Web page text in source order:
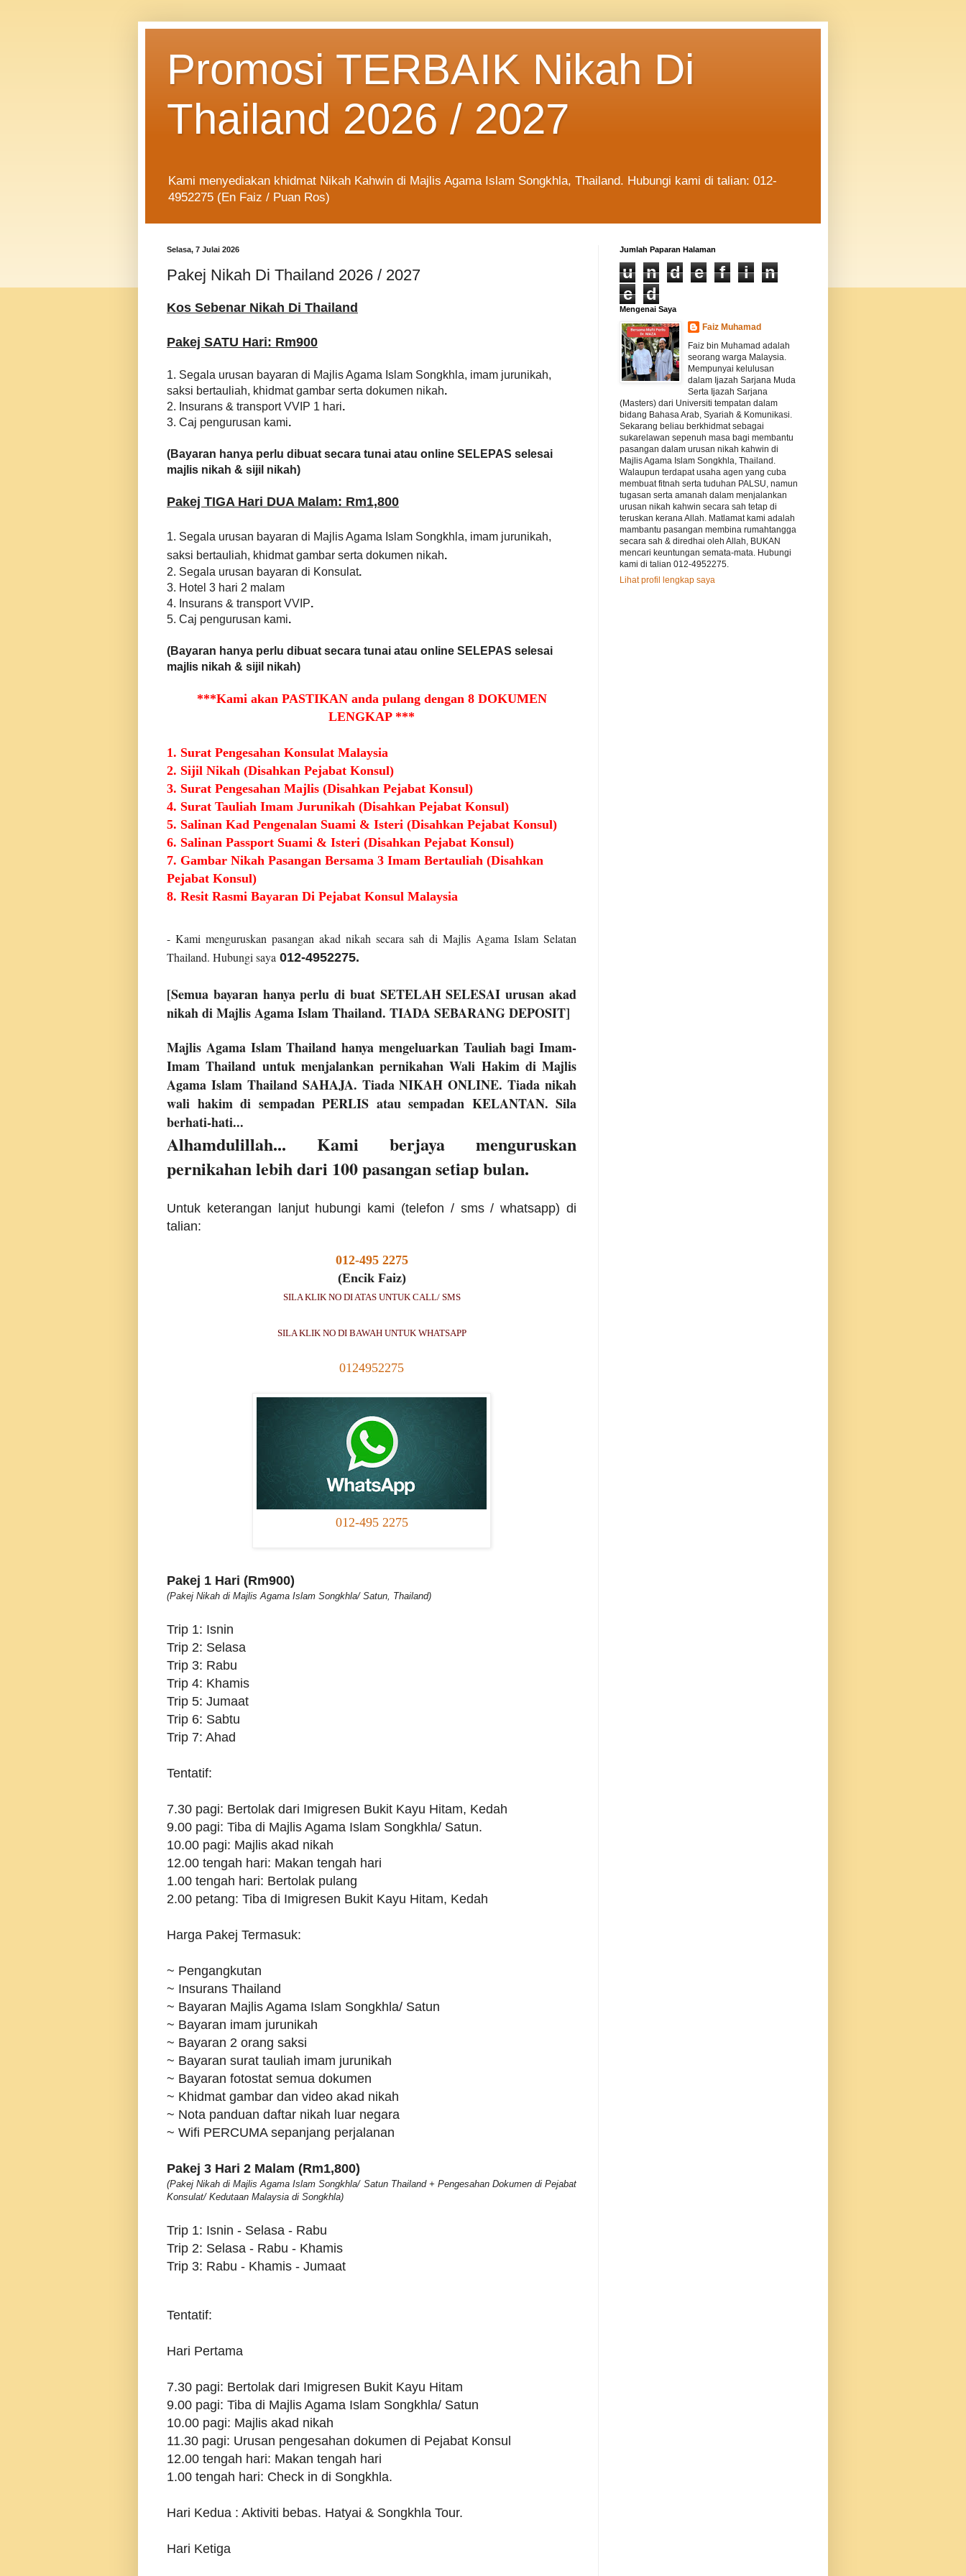
Promosi TERBAIK Nikah Di
Thailand 2026 / 2027
Kami menyediakan khidmat Nikah Kahwin di Majlis Agama Islam Songkhla, Thailand. Hubungi kami di talian: 012-
4952275 (En Faiz / Puan Ros)
Selasa, 7 Julai 2026
Pakej Nikah Di Thailand 2026 / 2027
Kos Sebenar Nikah Di Thailand
Pakej SATU Hari: Rm900
1. Segala urusan bayaran di Majlis Agama Islam Songkhla, imam jurunikah,
saksi bertauliah, khidmat gambar serta dokumen nikah.
2. Insurans & transport VVIP 1 hari.
3. Caj pengurusan kami.
(Bayaran hanya perlu dibuat secara tunai atau online SELEPAS selesai
majlis nikah & sijil nikah)
Pakej TIGA Hari DUA Malam: Rm1,800
1. Segala urusan bayaran di Majlis Agama Islam Songkhla, imam jurunikah,
saksi bertauliah, khidmat gambar serta dokumen nikah.
2. Segala urusan bayaran di Konsulat.
3. Hotel 3 hari 2 malam
4. Insurans & transport VVIP.
5. Caj pengurusan kami.
(Bayaran hanya perlu dibuat secara tunai atau online SELEPAS selesai
majlis nikah & sijil nikah)
***Kami akan PASTIKAN anda pulang dengan 8 DOKUMEN
LENGKAP ***
1. Surat Pengesahan Konsulat Malaysia
2. Sijil Nikah (Disahkan Pejabat Konsul)
3. Surat Pengesahan Majlis (Disahkan Pejabat Konsul)
4. Surat Tauliah Imam Jurunikah (Disahkan Pejabat Konsul)
5. Salinan Kad Pengenalan Suami & Isteri (Disahkan Pejabat Konsul)
6. Salinan Passport Suami & Isteri (Disahkan Pejabat Konsul)
7. Gambar Nikah Pasangan Bersama 3 Imam Bertauliah (Disahkan
Pejabat Konsul)
8. Resit Rasmi Bayaran Di Pejabat Konsul Malaysia
- Kami menguruskan pasangan akad nikah secara sah di Majlis Agama Islam Selatan
Thailand. Hubungi saya 012-4952275.
[Semua bayaran hanya perlu di buat SETELAH SELESAI urusan akad
nikah di Majlis Agama Islam Thailand. TIADA SEBARANG DEPOSIT]
Majlis Agama Islam Thailand hanya mengeluarkan Tauliah bagi Imam-
Imam Thailand untuk menjalankan pernikahan Wali Hakim di Majlis
Agama Islam Thailand SAHAJA. Tiada NIKAH ONLINE. Tiada nikah
wali hakim di sempadan PERLIS atau sempadan KELANTAN. Sila
berhati-hati...
Alhamdulillah... Kami berjaya menguruskan
pernikahan lebih dari 100 pasangan setiap bulan.
Untuk keterangan lanjut hubungi kami (telefon / sms / whatsapp) di
talian:
012-495 2275
(Encik Faiz)
SILA KLIK NO DI ATAS UNTUK CALL/ SMS
SILA KLIK NO DI BAWAH UNTUK WHATSAPP
0124952275
012-495 2275
Pakej 1 Hari (Rm900)
(Pakej Nikah di Majlis Agama Islam Songkhla/ Satun, Thailand)
Trip 1: Isnin
Trip 2: Selasa
Trip 3: Rabu
Trip 4: Khamis
Trip 5: Jumaat
Trip 6: Sabtu
Trip 7: Ahad
Tentatif:
7.30 pagi: Bertolak dari Imigresen Bukit Kayu Hitam, Kedah
9.00 pagi: Tiba di Majlis Agama Islam Songkhla/ Satun.
10.00 pagi: Majlis akad nikah
12.00 tengah hari: Makan tengah hari
1.00 tengah hari: Bertolak pulang
2.00 petang: Tiba di Imigresen Bukit Kayu Hitam, Kedah
Harga Pakej Termasuk:
~ Pengangkutan
~ Insurans Thailand
~ Bayaran Majlis Agama Islam Songkhla/ Satun
~ Bayaran imam jurunikah
~ Bayaran 2 orang saksi
~ Bayaran surat tauliah imam jurunikah
~ Bayaran fotostat semua dokumen
~ Khidmat gambar dan video akad nikah
~ Nota panduan daftar nikah luar negara
~ Wifi PERCUMA sepanjang perjalanan
Pakej 3 Hari 2 Malam (Rm1,800)
(Pakej Nikah di Majlis Agama Islam Songkhla/ Satun Thailand + Pengesahan Dokumen di Pejabat
Konsulat/ Kedutaan Malaysia di Songkhla)
Trip 1: Isnin - Selasa - Rabu
Trip 2: Selasa - Rabu - Khamis
Trip 3: Rabu - Khamis - Jumaat
Tentatif:
Hari Pertama
7.30 pagi: Bertolak dari Imigresen Bukit Kayu Hitam
9.00 pagi: Tiba di Majlis Agama Islam Songkhla/ Satun
10.00 pagi: Majlis akad nikah
11.30 pagi: Urusan pengesahan dokumen di Pejabat Konsul
12.00 tengah hari: Makan tengah hari
1.00 tengah hari: Check in di Songkhla.
Hari Kedua : Aktiviti bebas. Hatyai & Songkhla Tour.
Hari Ketiga
Jumlah Paparan Halaman
u n d e f i
n
e
d
Mengenai Saya
Faiz Muhamad
Faiz bin Muhamad adalah
seorang warga Malaysia.
Mempunyai kelulusan
dalam Ijazah Sarjana Muda
Serta Ijazah Sarjana
(Masters) dari Universiti tempatan dalam
bidang Bahasa Arab, Syariah & Komunikasi.
Sekarang beliau berkhidmat sebagai
sukarelawan sepenuh masa bagi membantu
pasangan dalam urusan nikah kahwin di
Majlis Agama Islam Songkhla, Thailand.
Walaupun terdapat usaha agen yang cuba
membuat fitnah serta tuduhan PALSU, namun
tugasan serta amanah dalam menjalankan
urusan nikah kahwin secara sah tetap di
teruskan kerana Allah. Matlamat kami adalah
mambantu pasangan membina rumahtangga
secara sah & diredhai oleh Allah, BUKAN
mencari keuntungan semata-mata. Hubungi
kami di talian 012-4952275.
Lihat profil lengkap saya